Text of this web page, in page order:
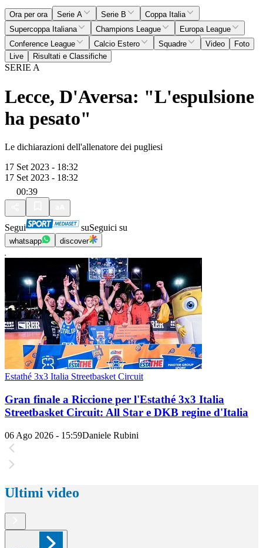
Ora per ora Serie A Serie B
Coppa Italia
Supercoppa Italiana
Champions League
Europa League
Conference League
Calcio Estero Squadre Video
Foto
Live
Risultati e Classifiche
SERIE A
Lecce, D'Aversa: "L'espulsione
ha pesato"
Le dichiarazioni dell'allenatore dei pugliesi
17 Set 2023 - 18:32
17 Set 2023 - 18:32
00:39
Segui suSeguici su
whatsapp discover
Estathé 3x3 Italia Streetbasket Circuit
Gran finale a Riccione per l'Estathé 3x3 Italia
Streetbasket Circuit: All Star e DKB regine d'Italia
06 Ago 2026 - 15:59Daniele Rubini
Ultimi video